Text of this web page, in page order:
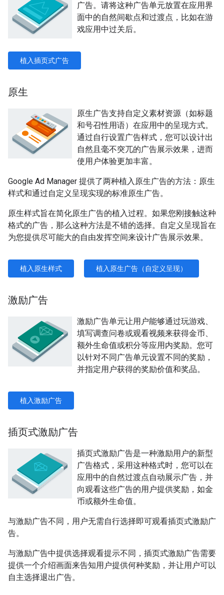
广告。请将这种广告单元放置在应用界
面中的自然间歇点和过渡点，比如在游
戏应用中过关后。
植入插页式广告
原生
原生广告支持自定义素材资源（如标题
和号召性用语）在应用中的呈现方式。
通过自行设置广告样式，您可以设计出
自然且毫不突兀的广告展示效果，进而
使用户体验更加丰富。
Google Ad Manager 提供了两种植入原生广告的方法：原生
样式和通过自定义呈现实现的标准原生广告。
原生样式旨在简化原生广告的植入过程。如果您刚接触这种
格式的广告，那么这种方法是不错的选择。自定义呈现旨在
为您提供尽可能大的自由发挥空间来设计广告展示效果。
植入原生样式 植入原生广告（自定义呈现）
激励广告
激励广告单元让用户能够通过玩游戏、
填写调查问卷或观看视频来获得金币、
额外生命值或积分等应用内奖励。您可
以针对不同广告单元设置不同的奖励，
并指定用户获得的奖励价值和奖品。
植入激励广告
插页式激励广告
插页式激励广告是一种激励用户的新型
广告格式，采用这种格式时，您可以在
应用中的自然过渡点自动展示广告，并
向观看这些广告的用户提供奖励，如金
币或额外生命值。
与激励广告不同，用户无需自行选择即可观看插页式激励广
告。
与激励广告中提供选择观看提示不同，插页式激励广告需要
提供一个介绍画面来告知用户提供何种奖励，并让用户可以
自主选择退出广告。